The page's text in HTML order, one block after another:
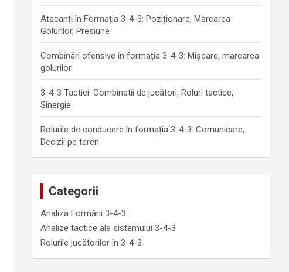
Atacanți în Formația 3-4-3: Poziționare, Marcarea
Golurilor, Presiune
Combinări ofensive în formația 3-4-3: Mișcare, marcarea
golurilor
3-4-3 Tactici: Combinatii de jucători, Roluri tactice,
Sinergie
Rolurile de conducere în formația 3-4-3: Comunicare,
Decizii pe teren
Categorii
Analiza Formării 3-4-3
Analize tactice ale sistemului 3-4-3
Rolurile jucătorilor în 3-4-3